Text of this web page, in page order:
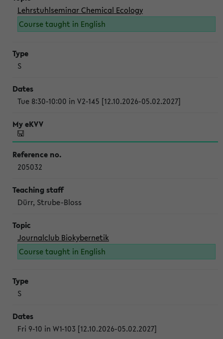
Lehrstuhlseminar Chemical Ecology
Course taught in English
S
Tue 8:30-10:00 in V2-145 [12.10.2026-05.02.2027]
205032
Dürr, Strube-Bloss
Journalclub Biokybernetik
Course taught in English
S
Fri 9-10 in W1-103 [12.10.2026-05.02.2027]